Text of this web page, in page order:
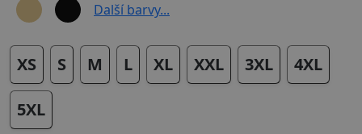
Další barvy...
XS S M L XL XXL 3XL 4XL
5XL